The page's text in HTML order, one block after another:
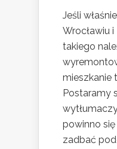
Jeśli
Wrocławiu
takiego
mieszkanie
Postaramy
powinno
zadbać